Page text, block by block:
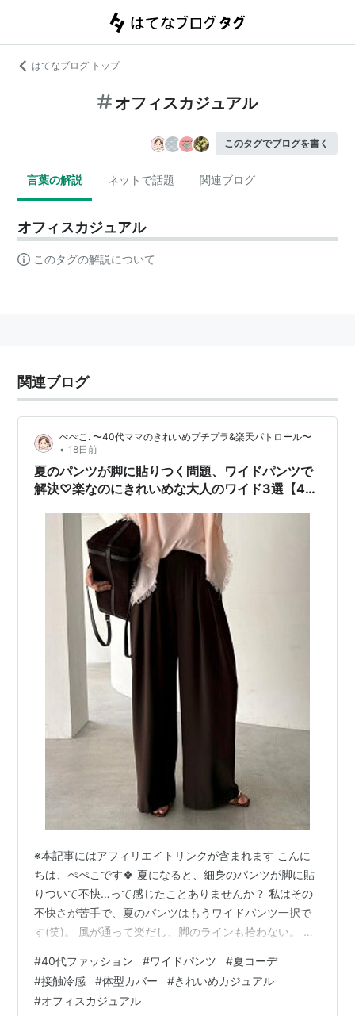
はてなブログ トップ
オフィスカジュアル
このタグでブログを書く
言葉の解説 ネットで話題 関連ブログ
オフィスカジュアル
このタグの解説について
関連ブログ
ぺぺこ. 〜40代ママのきれいめプチプラ&楽天パトロール〜
• 18日前
夏のパンツが脚に貼りつく問題、ワイドパンツで
解決♡楽なのにきれいめな大人のワイド3選【40
※本記事にはアフィリエイトリンクが含まれます こんに
ちは、ぺぺこです🍀 夏になると、細身のパンツが脚に貼
りついて不快…って感じたことありませんか？ 私はその
不快さが苦手で、夏のパンツはもうワイドパンツ一択で
す(笑)。 風が通って楽だし、脚のラインも拾わない。 し
のが、ワイドパンツのすごいところ。 40代の夏の相棒と
して、これ以上ないボトムだと思っています。 今回は、
そんな私の「夏のワイドパンツ」を、価格帯もいろいろ3
#40代ファッション #ワイドパンツ #夏コーデ
#接触冷感 #体型カバー #きれいめカジュアル
#オフィスカジュアル